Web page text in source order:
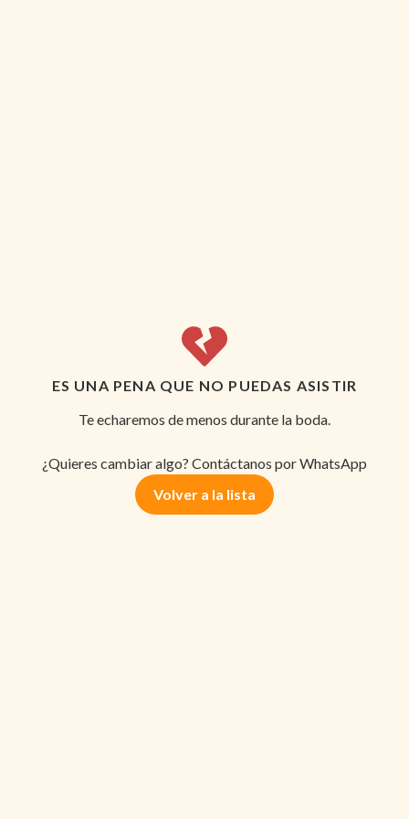
ES UNA PENA QUE NO PUEDAS ASISTIR
Te echaremos de menos durante la boda.
¿Quieres cambiar algo? Contáctanos por WhatsApp
Volver a la lista